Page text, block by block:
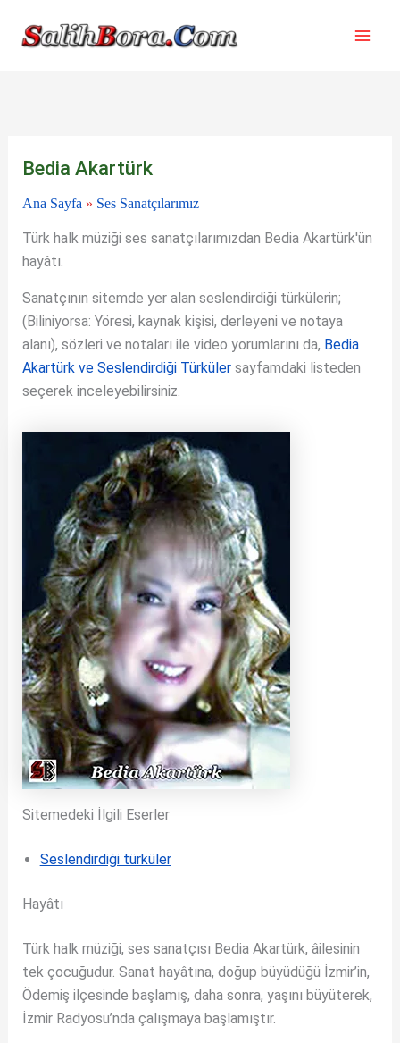
Bedia Akartürk
Ana Sayfa » Ses Sanatçılarımız
Türk halk müziği ses sanatçılarımızdan Bedia Akartürk'ün
hayâtı.
Sanatçının sitemde yer alan seslendirdiği türkülerin;
(Biliniyorsa: Yöresi, kaynak kişisi, derleyeni ve notaya
alanı), sözleri ve notaları ile video yorumlarını da, Bedia
Akartürk ve Seslendirdiği Türkülersayfamdaki listeden
seçerek inceleyebilirsiniz.
Sitemedeki İlgili Eserler
Seslendirdiği türküler
Hayâtı
Türk halk müziği, ses sanatçısı Bedia Akartürk, âilesinin
tek çocuğudur. Sanat hayâtına, doğup büyüdüğü İzmir’in,
Ödemiş ilçesinde başlamış, daha sonra, yaşını büyüterek,
İzmir Radyosu’nda çalışmaya başlamıştır.